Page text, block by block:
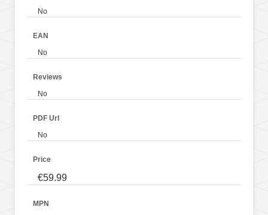
No
EAN
No
Reviews
No
PDF Url
No
Price
€59.99
MPN